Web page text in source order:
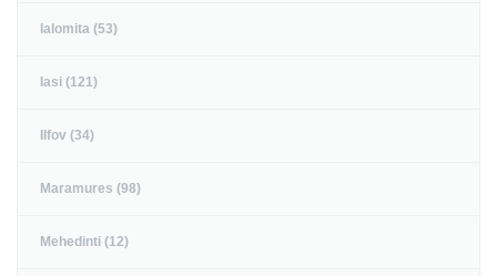
Ialomita (53)
Iasi (121)
Ilfov (34)
Maramures (98)
Mehedinti (12)